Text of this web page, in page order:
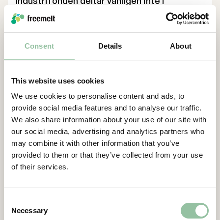
Consent Details About
This website uses cookies
We use cookies to personalise content and ads, to
provide social media features and to analyse our traffic.
We also share information about your use of our site with
our social media, advertising and analytics partners who
may combine it with other information that you’ve
provided to them or that they’ve collected from your use
of their services.
Selection
Necessary
styrelsearbete i noterade bolag. Dess
representant, Per Anell, har därför valt att
Stämman beslutade att välja om revisorn
Grant Thornton Sweden AB med Claes
Beslut om bemyndigande
Stämman beslutade att bemyndiga styrelsen
att under tiden intill nästa årsstämma, vid
ett eller flera tillfällen, med eller utan
avvikelse från aktieägarnas företrädesrätt,
fatta beslut om emission av aktier,
teckningsoptioner eller konvertibler.
villkor. Bolagets aktiekapital och antal aktier
får med stöd av detta bemyndigande